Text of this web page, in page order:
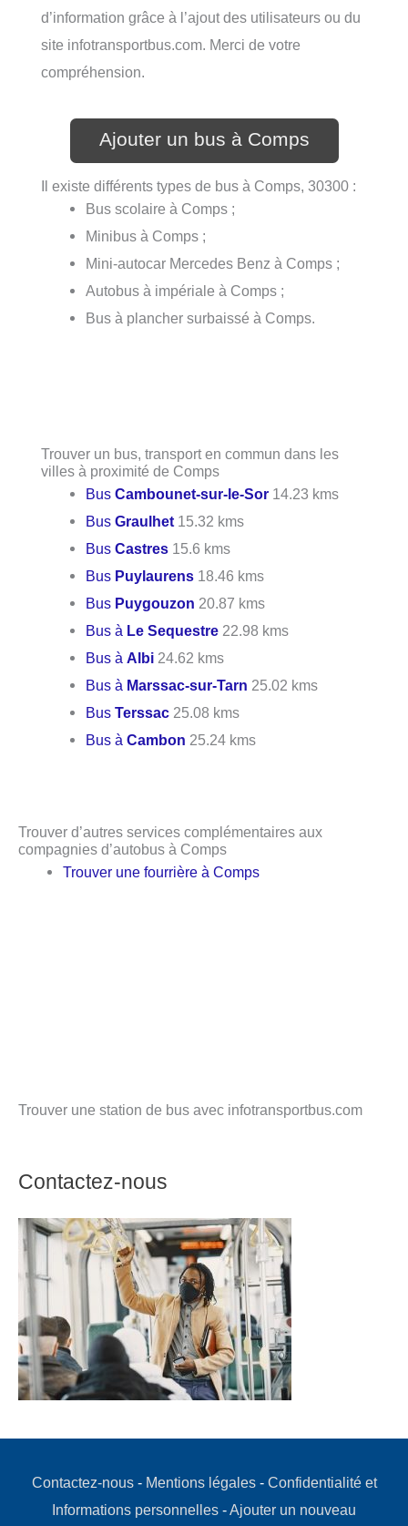
d’information grâce à l’ajout des utilisateurs ou du
site infotransportbus.com. Merci de votre
compréhension.
Ajouter un bus à Comps
Il existe différents types de bus à Comps, 30300 :
Bus scolaire à Comps ;
Minibus à Comps ;
Mini-autocar Mercedes Benz à Comps ;
Autobus à impériale à Comps ;
Bus à plancher surbaissé à Comps.
Trouver un bus, transport en commun dans les
villes à proximité de Comps
BusCambounet-sur-le-Sor 14.23 kms
BusGraulhet 15.32 kms
BusCastres 15.6 kms
Bus Puylaurens 18.46 kms
Bus Puygouzon 20.87 kms
Bus à Le Sequestre 22.98 kms
Bus àAlbi 24.62 kms
Bus à Marssac-sur-Tarn 25.02 kms
BusTerssac 25.08 kms
Bus àCambon 25.24 kms
Trouver d’autres services complémentaires aux
compagnies d’autobus à Comps
Trouver une fourrière à Comps
Trouver une station de bus avec infotransportbus.com
Contactez-nous
Contactez-nous- Mentions légales- Confidentialité et
Informations personnelles - Ajouter un nouveau